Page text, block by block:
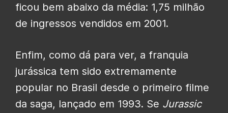
ficou bem abaixo da média: 1,75 milhão
de ingressos vendidos em 2001.
Enfim, como dá para ver, a franquia
jurássica tem sido extremamente
popular no Brasil desde o primeiro filme
da saga, lançado em 1993. Se Jurassic